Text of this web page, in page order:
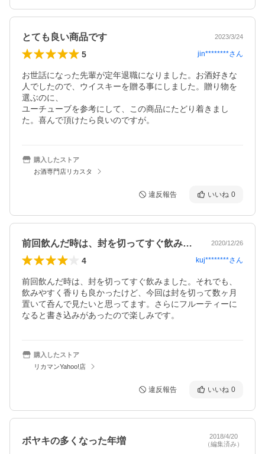
とても良い商品です 2023/3/24
5 jin********さん
お世話になった先輩が定年退職になりました。お酒好きな
人でしたので、ウイスキーを贈る事にしました。贈り物を
選ぶのに、
ユーチューブを参考にして、この商品にたどり着きまし
た。喜んで頂けたら良いのですが。
購入したストア
お酒専門店リカスタ
違反報告 いいね 0
前回飲んだ時は、封を切ってすぐ飲みまし… 2020/12/26
4 kuj********さん
前回飲んだ時は、封を切ってすぐ飲みました。それでも、
飲みやすく香りも良かったけど、今回は封を切って数ヶ月
置いて呑んで見たいと思ってます。さらにフルーティーに
なると書き込みがあったので楽しみです。
購入したストア
リカマンYahoo!店
違反報告 いいね 0
ボヤキの多くなった年増
2018/4/20
（編集済み）